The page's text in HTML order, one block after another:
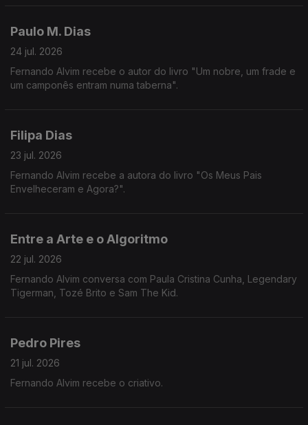
Paulo M. Dias
24 jul. 2026
Fernando Alvim recebe o autor do livro "Um nobre, um frade e
um camponês entram numa taberna".
Filipa Dias
23 jul. 2026
Fernando Alvim recebe a autora do livro "Os Meus Pais
Envelheceram e Agora?".
Entre a Arte e o Algoritmo
22 jul. 2026
Fernando Alvim conversa com Paula Cristina Cunha, Legendary
Tigerman, Tozé Brito e Sam The Kid.
Pedro Pires
21 jul. 2026
Fernando Alvim recebe o criativo.